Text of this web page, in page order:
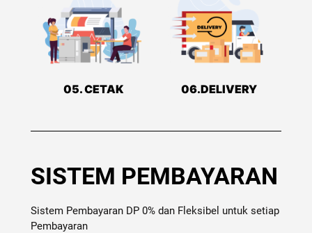
05. CETAK 06.DELIVERY
SISTEM PEMBAYARAN
Sistem Pembayaran DP 0% dan Fleksibel untuk setiap
Pembayaran